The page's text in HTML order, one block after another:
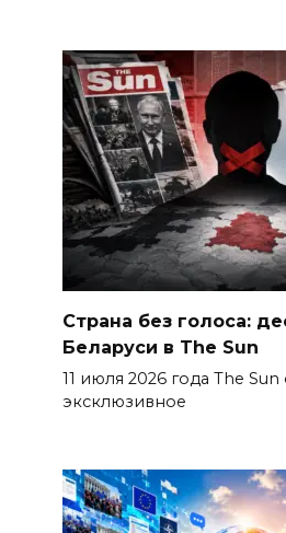
Страна без голоса:
Беларуси в The Sun
11 июля 2026 года The
эксклюзивное